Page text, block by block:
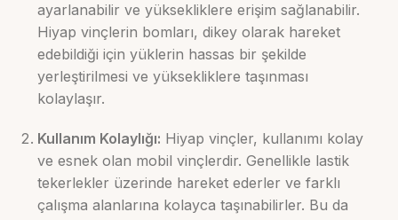
ayarlanabilir ve yüksekliklere erişim sağlanabilir.
Hiyap vinçlerin bomları, dikey olarak hareket
edebildiği için yüklerin hassas bir şekilde
yerleştirilmesi ve yüksekliklere taşınması
kolaylaşır.
Kullanım Kolaylığı: Hiyap vinçler, kullanımı kolay
ve esnek olan mobil vinçlerdir. Genellikle lastik
tekerlekler üzerinde hareket ederler ve farklı
çalışma alanlarına kolayca taşınabilirler. Bu da